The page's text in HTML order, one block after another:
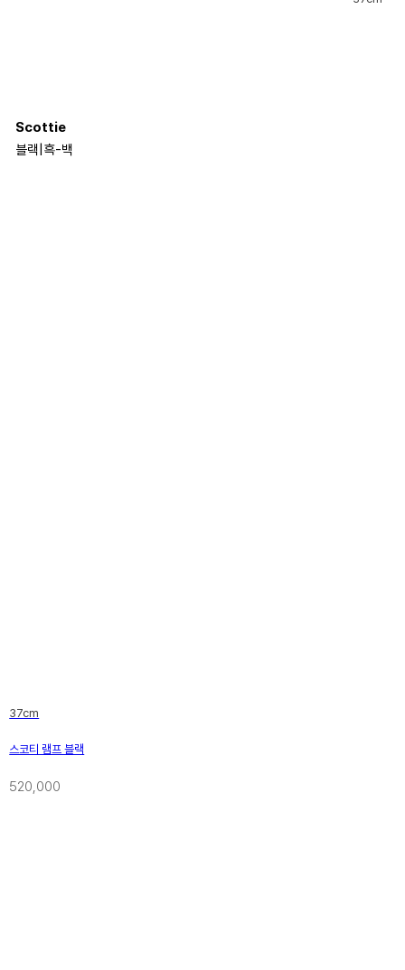
Scottie
블랙 흑-백
37cm
스코티 램프 블랙
520,000